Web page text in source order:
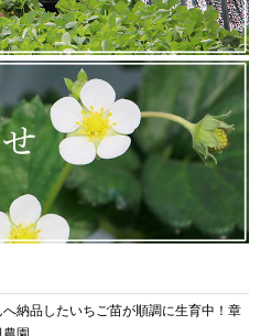
へ納品したいちご苗が順調に生育中！章